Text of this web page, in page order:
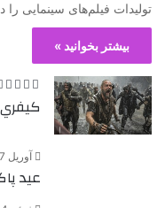
تولیدات فیلم‌های سینمایی
بیشتر بخوانید »
آوریل 7, 2020
عید